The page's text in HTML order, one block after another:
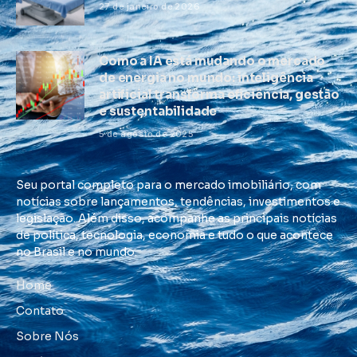
27 de janeiro de 2026
Como a IA está mudando o mercado
de energia no mundo: inteligência
artificial transforma eficiência, gestão
e sustentabilidade
5 de agosto de 2025
Seu portal completo para o mercado imobiliário, com
notícias sobre lançamentos, tendências, investimentos e
legislação. Além disso, acompanhe as principais notícias
de política, tecnologia, economia e tudo o que acontece
no Brasil e no mundo.
Home
Contato
Sobre Nós